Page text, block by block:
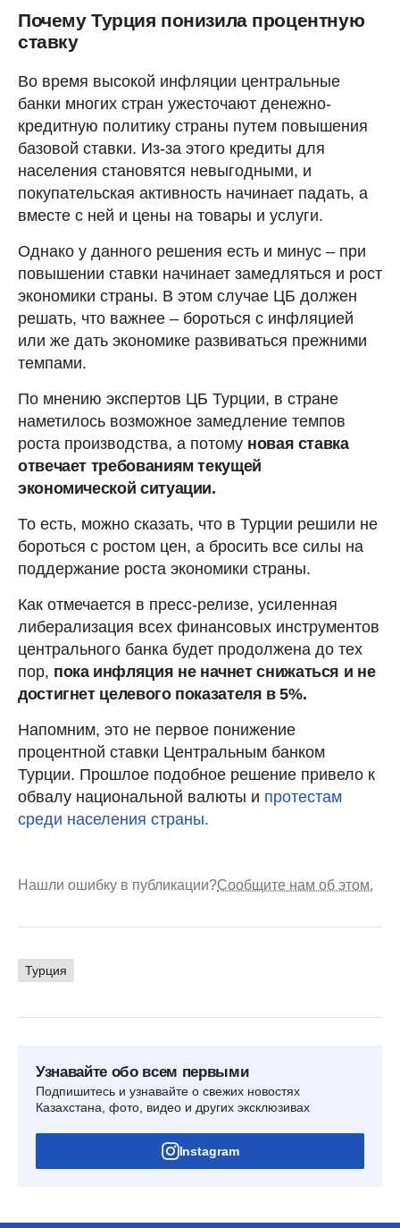
Почему Турция понизила процентную
ставку
Во время высокой инфляции центральные
банки многих стран ужесточают денежно-
кредитную политику страны путем повышения
базовой ставки. Из-за этого кредиты для
населения становятся невыгодными, и
покупательская активность начинает падать, а
вместе с ней и цены на товары и услуги.
Однако у данного решения есть и минус – при
повышении ставки начинает замедляться и рост
экономики страны. В этом случае ЦБ должен
решать, что важнее – бороться с инфляцией
или же дать экономике развиваться прежними
темпами.
По мнению экспертов ЦБ Турции, в стране
наметилось возможное замедление темпов
роста производства, а потому новая ставка
отвечает требованиям текущей
экономической ситуации.
То есть, можно сказать, что в Турции решили не
бороться с ростом цен, а бросить все силы на
поддержание роста экономики страны.
Как отмечается в пресс-релизе, усиленная
либерализация всех финансовых инструментов
центрального банка будет продолжена до тех
пор, пока инфляция не начнет снижаться и не
достигнет целевого показателя в 5%.
Напомним, это не первое понижение
процентной ставки Центральным банком
Турции. Прошлое подобное решение привело к
обвалу национальной валюты и протестам
среди населения страны.
Нашли ошибку в публикации?Сообщите нам об этом.
Турция
Узнавайте обо всем первыми
Подпишитесь и узнавайте о свежих новостях
Казахстана, фото, видео и других эксклюзивах
Instagram